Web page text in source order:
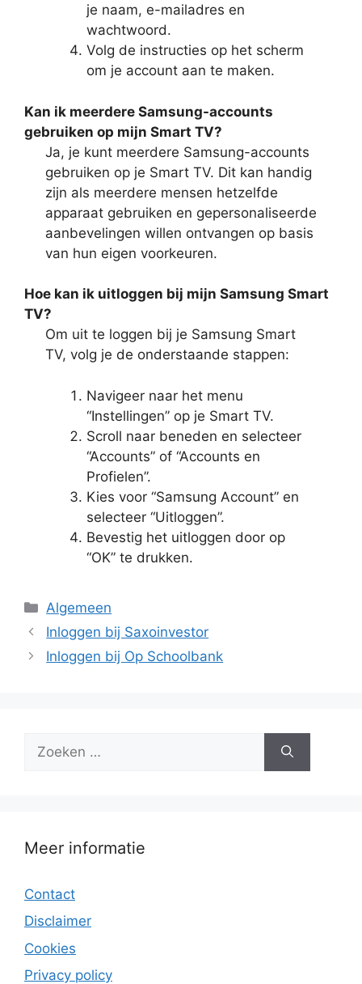
je naam, e-mailadres en
wachtwoord.
Volg de instructies op het scherm
om je account aan te maken.
Kan ik meerdere Samsung-accounts
gebruiken op mijn Smart TV?
Ja, je kunt meerdere Samsung-accounts
gebruiken op je Smart TV. Dit kan handig
zijn als meerdere mensen hetzelfde
apparaat gebruiken en gepersonaliseerde
aanbevelingen willen ontvangen op basis
van hun eigen voorkeuren.
Hoe kan ik uitloggen bij mijn Samsung Smart
TV?
Om uit te loggen bij je Samsung Smart
TV, volg je de onderstaande stappen:
Navigeer naar het menu
“Instellingen” op je Smart TV.
Scroll naar beneden en selecteer
“Accounts” of “Accounts en
Profielen”.
Kies voor “Samsung Account” en
selecteer “Uitloggen”.
Bevestig het uitloggen door op
“OK” te drukken.
Categorieën
Algemeen
Inloggen bij Saxoinvestor
Inloggen bij Op Schoolbank
naar:
Meer informatie
Contact
Disclaimer
Cookies
Privacy policy